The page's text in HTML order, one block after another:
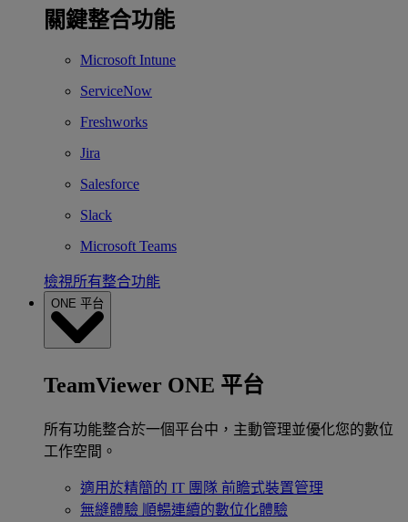
關鍵整合功能
Microsoft Intune
ServiceNow
Freshworks
Jira
Salesforce
Slack
Microsoft Teams
檢視所有整合功能
ONE 平台
TeamViewer ONE 平台
所有功能整合於一個平台中，主動管理並優化您的數位
工作空間。
適用於精簡的 IT 團隊 前瞻式裝置管理
無縫體驗 順暢連續的數位化體驗